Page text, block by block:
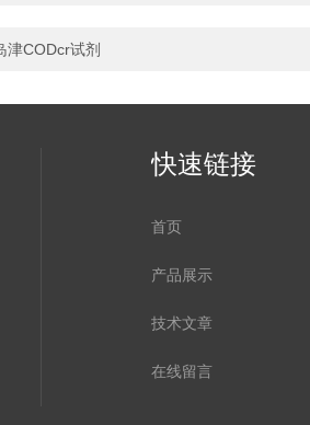
津CODcr试剂
快速链接
首页
产品展示
技术文章
在线留言